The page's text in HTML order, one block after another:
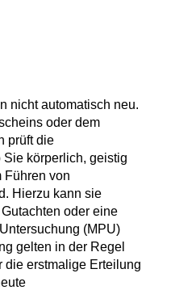
nicht automatisch neu.
oder dem
prüft die
körperlich, geistig
Führen von
Hierzu kann sie
oder eine
(MPU)
gelten in der Regel
die erstmalige Erteilung